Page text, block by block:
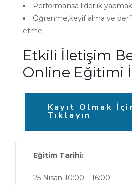
Performansa liderlik yapmak
Öğrenme,keyif alma ve
etme
Etkili İletişim
Online Eğitimi
Kayıt Olmak
Tıklayın
Eğitim Tarihi:
25 Nisan 10:00 – 16:00